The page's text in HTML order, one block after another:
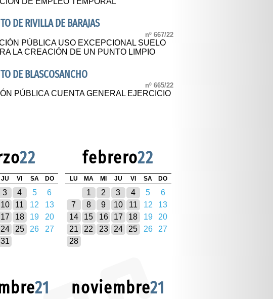
DE RIVILLA DE BARAJAS
nº 667/22
PÚBLICA USO EXCEPCIONAL SUELO
LA CREACIÓN DE UN PUNTO LIMPIO
DE BLASCOSANCHO
nº 665/22
PÚBLICA CUENTA GENERAL EJERCICIO
22
JU VI SA DO
3 4 5
6
10 11 12
13
17 18 19
20
24 25 26
27
31
febrero22
LU MA MI JU VI SA DO
1 2 3 4 5
6
7
8 9 10 11 12
13
14
15 16 17 18 19
20
21
22 23 24 25 26
27
28
21 noviembre21